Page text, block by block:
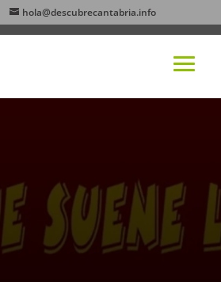
hola@descubrecantabria.info